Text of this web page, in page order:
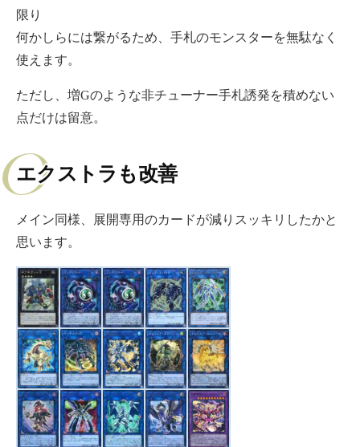
限り
何かしらには繋がるため、手札のモンスターを無駄なく
使えます。
ただし、増Gのような非チューナー手札誘発を積めない
点だけは留意。
エクストラも改善
メイン同様、展開専用のカードが減りスッキリしたかと
思います。